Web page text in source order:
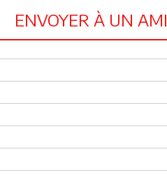
ENVOYER À UN AMI